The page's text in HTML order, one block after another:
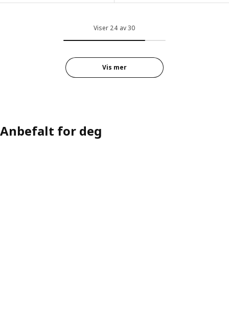
Viser 24 av 30
Vis mer
Anbefalt for deg